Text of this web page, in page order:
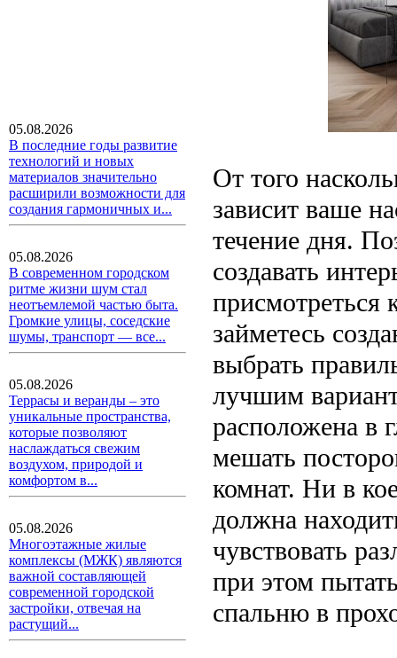
05.08.2026
В последние годы развитие
технологий и новых
материалов значительно
расширили возможности для
создания гармоничных и...
05.08.2026
В современном городском
ритме жизни шум стал
неотъемлемой частью быта.
Громкие улицы, соседские
шумы, транспорт — все...
05.08.2026
Террасы и веранды – это
уникальные пространства,
которые позволяют
наслаждаться свежим
воздухом, природой и
комфортом в...
05.08.2026
Многоэтажные жилые
комплексы (МЖК) являются
важной составляющей
современной городской
застройки, отвечая на
растущий...
От того
зависит ваше
течение дня.
создавать
присмотреться
займетесь
выбрать
лучшим
расположена в
мешать
комнат. Ни в
должна
чувствовать
при этом
спальню в